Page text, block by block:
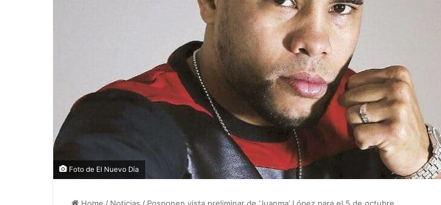
Foto de El Nuevo Día
Home / Noticias / Posponen vista preliminar de ‘Juanma’ López para el 5 de octubre